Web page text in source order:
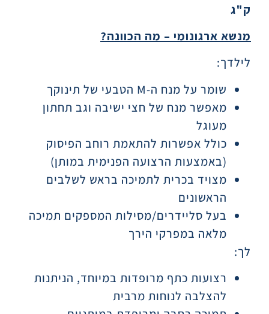
ק"ג
מנשא ארגונומי – מה הכוונה?
לילדך:
שומר על מנח ה-M הטבעי של תינוקך
מאפשר מנח של חצי ישיבה וגב תחתון
מעוגל
כולל אפשרות להתאמת רוחב הפיסוק
(באמצעות הרצועה הפנימית במותן)
מצויד בכרית לתמיכה בראש לשלבים
הראשונים
בעל סליידרים/מסילות המספקים תמיכה
מלאה במפרקי הירך
לך:
רצועות כתף מרופדות במיוחד, הניתנות
להצלבה לנוחות מרבית